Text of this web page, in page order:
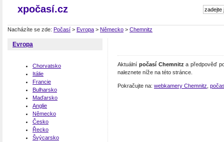
xpočasí.cz
Nacházíte se zde: Počasí > Evropa > Německo > Chemnitz
Evropa
Chorvatsko
Itálie
Francie
Bulharsko
Maďarsko
Anglie
Německo
Česko
Řecko
Švýcarsko
Aktuální počasí Chemnitz a předpověď
naleznete níže na této stránce.
Pokračujte na: webkamery Chemnitz